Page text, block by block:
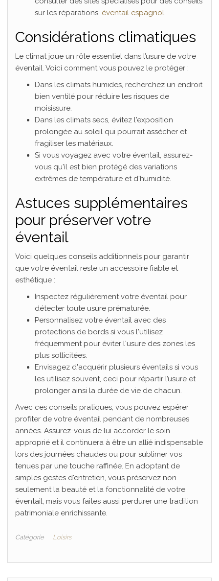
sur les réparations, éventail espagnol.
Considérations climatiques
Le climat joue un rôle essentiel dans l’usure de votre
éventail. Voici comment vous pouvez le protéger :
Dans les climats humides, recherchez un endroit
bien ventilé pour réduire les risques de
moisissure.
Dans les climats secs, évitez l'exposition
prolongée au soleil qui pourrait assécher et
fragiliser les matériaux.
Si vous voyagez avec votre éventail, assurez-
vous qu'il est bien protégé des variations
extrêmes de température et d'humidité.
Astuces supplémentaires
pour préserver votre
éventail
Voici quelques conseils additionnels pour garantir
que votre éventail reste un accessoire fiable et
esthétique :
Inspectez régulièrement votre éventail pour
détecter toute usure prématurée.
Personnalisez votre éventail avec des
protections de bords si vous l'utilisez
fréquemment pour éviter l'usure des zones les
plus sollicitées.
Envisagez d'acquérir plusieurs éventails si vous
les utilisez souvent, ceci pour répartir l’usure et
prolonger ainsi la durée de vie de chacun.
Avec ces conseils pratiques, vous pouvez espérer
profiter de votre éventail pendant de nombreuses
années. Assurez-vous de lui accorder le soin
approprié et il continuera à être un allié indispensable
lors des journées chaudes ou pour sublimer vos
tenues par une touche raffinée. En adoptant de
simples gestes d'entretien, vous préservez non
seulement la beauté et la fonctionnalité de votre
éventail, mais vous faites aussi perdurer une tradition
patrimoniale enrichissante.
Catégorie Loisirs